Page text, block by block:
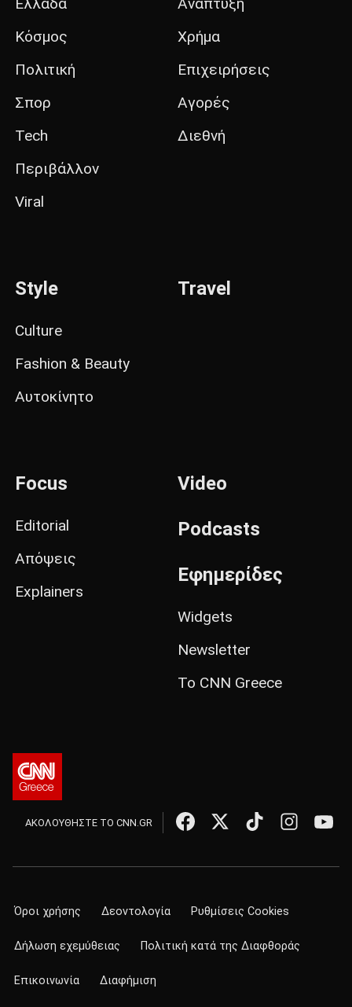
Κόσμος
Πολιτική
Σπορ
Tech
Περιβάλλον
Viral
Χρήμα
Επιχειρήσεις
Αγορές
Διεθνή
Style
Culture
Fashion & Beauty
Αυτοκίνητο
Travel
Focus
Editorial
Απόψεις
Explainers
Video
Podcasts
Εφημερίδες
Widgets
Newsletter
Το CNN Greece
ΑΚΟΛΟΥΘΗΣΤΕ ΤΟ CNN.GR
Όροι χρήσης Δεοντολογία Ρυθμίσεις Cookies
Δήλωση εχεμύθειας Πολιτική κατά της Διαφθοράς
Επικοινωνία Διαφήμιση